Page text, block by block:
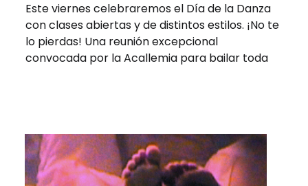
Este viernes celebraremos el Día de la Danza
con clases abiertas y de distintos estilos. ¡No te
lo pierdas! Una reunión excepcional
convocada por la Acallemia para bailar toda